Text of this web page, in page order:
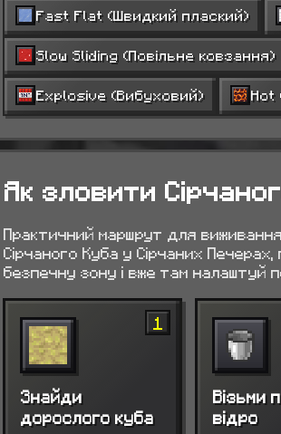
Fast Flat (Швидкий плаский)
Slow Sliding (Повільне ковзання)
Explosive (Вибуховий) Hot
Як зловити
Практичний маршрут для
Сірчаного Куба у Сірчаних
безпечну зону і вже там налаштуй
1
Знайди
дорослого куба
Візьми
відро